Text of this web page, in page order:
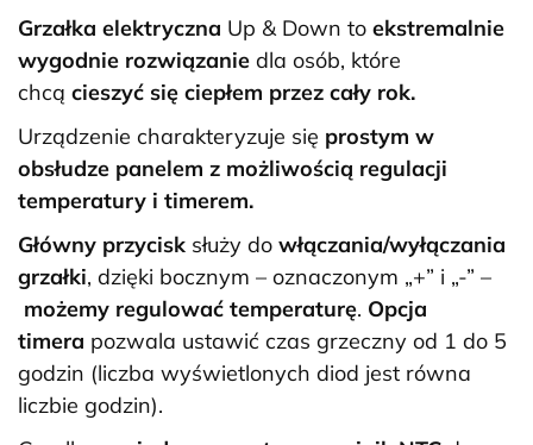
Grzałka elektryczna Up & Down to ekstremalnie
wygodnie rozwiązanie dla osób, które
chcą cieszyć się ciepłem przez cały rok.
Urządzenie charakteryzuje się prostym w
obsłudze panelem z możliwością regulacji
temperatury i timerem.
Główny przycisk służy do włączania/wyłączania
grzałki, dzięki bocznym – oznaczonym „+” i „-” –
możemy regulować temperaturę. Opcja
timera pozwala ustawić czas grzeczny od 1 do 5
godzin (liczba wyświetlonych diod jest równa
liczbie godzin).